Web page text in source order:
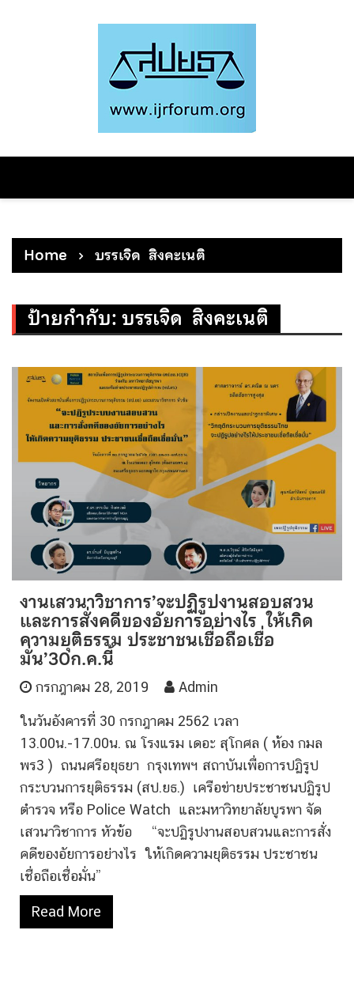
Home บรรเจิด สิงคะเนติ
ป้ายกำกับ:บรรเจิด สิงคะเนติ
งานเสวนาวิชาการ’จะปฏิรูปงานสอบสวน
และการสั่งคดีของอัยการอย่างไร ให้เกิด
ความยุติธรรม ประชาชนเชื่อถือเชื่อ
มั่น’30ก.ค.นี้
กรกฎาคม 28, 2019 Admin
ในวันอังคารที่ 30 กรกฎาคม 2562 เวลา
13.00น.-17.00น. ณ โรงแรม เดอะ สุโกศล ( ห้อง กมล
พร3 ) ถนนศรีอยุธยา กรุงเทพฯ สถาบันเพื่อการปฏิรูป
กระบวนการยุติธรรม (สป.ยธ.) เครือข่ายประชาชนปฏิรูป
ตำรวจ หรือ Police Watch และมหาวิทยาลัยบูรพา จัด
เสวนาวิชาการ หัวข้อ “จะปฏิรูปงานสอบสวนและการสั่ง
คดีของอัยการอย่างไร ให้เกิดความยุติธรรม ประชาชน
เชื่อถือเชื่อมั่น”
Read More